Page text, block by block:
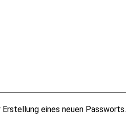
eines neuen Passworts.